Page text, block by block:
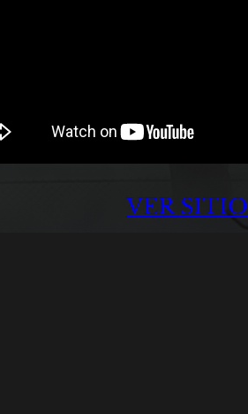
VER SITIO